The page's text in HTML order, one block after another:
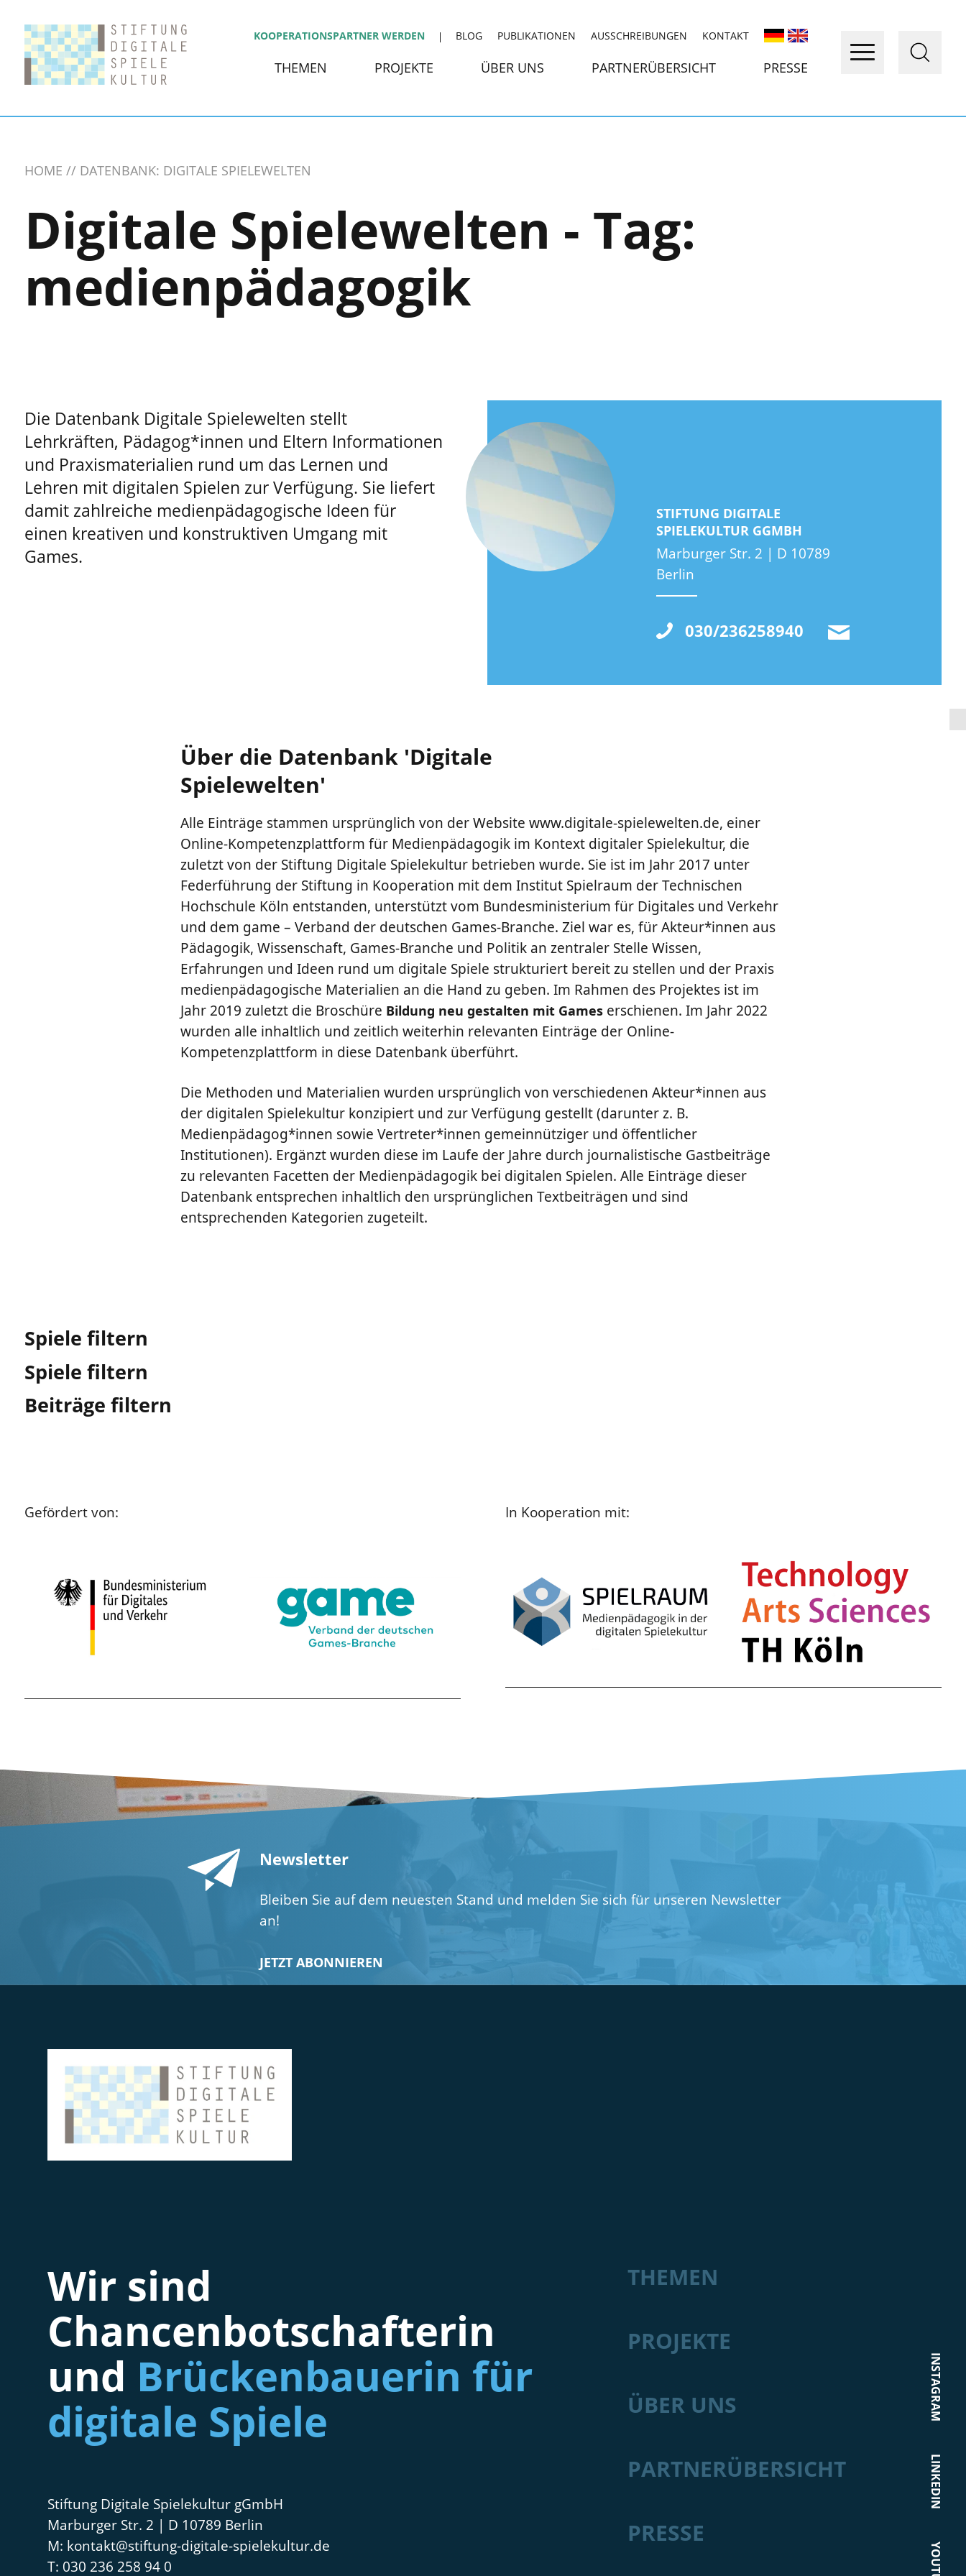
KOOPERATIONSPARTNER WERDEN BLOG PUBLIKATIONEN AUSSCHREIBUNGEN KONTAKT
THEMEN PROJEKTE ÜBER UNS PARTNERÜBERSICHT PRESSE
HOME DATENBANK: DIGITALE SPIELEWELTEN
Digitale Spielewelten - Tag:
medienpädagogik
Die Datenbank Digitale Spielewelten stellt
Lehrkräften, Pädagog*innen und Eltern Informationen
und Praxismaterialien rund um das Lernen und
Lehren mit digitalen Spielen zur Verfügung. Sie liefert
damit zahlreiche medienpädagogische Ideen für
einen kreativen und konstruktiven Umgang mit
Games.
STIFTUNG DIGITALE
SPIELEKULTUR GGMBH
Marburger Str. 2 | D 10789
Berlin
030/236258940
Über die Datenbank 'Digitale
Spielewelten'
Alle Einträge stammen ursprünglich von der Website www.digitale-spielewelten.de, einer
Online-Kompetenzplattform für Medienpädagogik im Kontext digitaler Spielekultur, die
zuletzt von der Stiftung Digitale Spielekultur betrieben wurde. Sie ist im Jahr 2017 unter
Federführung der Stiftung in Kooperation mit dem Institut Spielraum der Technischen
Hochschule Köln entstanden, unterstützt vom Bundesministerium für Digitales und Verkehr
und dem game – Verband der deutschen Games-Branche. Ziel war es, für Akteur*innen aus
Pädagogik, Wissenschaft, Games-Branche und Politik an zentraler Stelle Wissen,
Erfahrungen und Ideen rund um digitale Spiele strukturiert bereit zu stellen und der Praxis
medienpädagogische Materialien an die Hand zu geben. Im Rahmen des Projektes ist im
Jahr 2019 zuletzt die Broschüre Bildung neu gestalten mit Games erschienen. Im Jahr 2022
wurden alle inhaltlich und zeitlich weiterhin relevanten Einträge der Online-
Kompetenzplattform in diese Datenbank überführt.
Die Methoden und Materialien wurden ursprünglich von verschiedenen Akteur*innen aus
der digitalen Spielekultur konzipiert und zur Verfügung gestellt (darunter z. B.
Medienpädagog*innen sowie Vertreter*innen gemeinnütziger und öffentlicher
Institutionen). Ergänzt wurden diese im Laufe der Jahre durch journalistische Gastbeiträge
zu relevanten Facetten der Medienpädagogik bei digitalen Spielen. Alle Einträge dieser
Datenbank entsprechen inhaltlich den ursprünglichen Textbeiträgen und sind
entsprechenden Kategorien zugeteilt.
Spiele filtern
Spiele filtern
Beiträge filtern
Gefördert von: In Kooperation mit:
Newsletter
Bleiben Sie auf dem neuesten Stand und melden Sie sich für unseren Newsletter
an!
JETZT ABONNIEREN
Wir sind
Chancenbotschafterin
und Brückenbauerin für
digitale Spiele
Stiftung Digitale Spielekultur gGmbH
Marburger Str. 2 | D 10789 Berlin
kontakt@stiftung-digitale-spielekultur.de
030 236 258 94 0
THEMEN
PROJEKTE
ÜBER UNS
PARTNERÜBERSICHT
PRESSE
INSTAGRAM
LINKEDIN